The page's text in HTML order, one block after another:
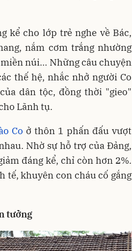
kể cho lớp trẻ nghe về Bác,
nắm cơm trắng nhường
núi… Những câu chuyện
thế hệ, nhắc nhở người Co
dân tộc, đồng thời "gieo"
Lãnh tụ.
Co ở thôn 1 phấn đấu vượt
Nhờ sự hỗ trợ của Đảng,
đáng kể, chỉ còn hơn 2%.
tế, khuyên con cháu cố gắng
tưởng